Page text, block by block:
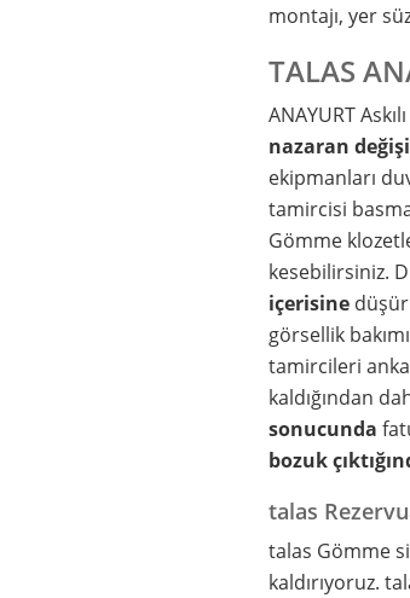
montajı, yer
TALAS
ANAYURT Askılı
nazaran
ekipmanları
tamircisi
Gömme
kesebilirsiniz.
içerisine
görsellik
tamircileri
kaldığından
sonucunda
bozuk
talas
talas Gömme
kaldırıyoruz.